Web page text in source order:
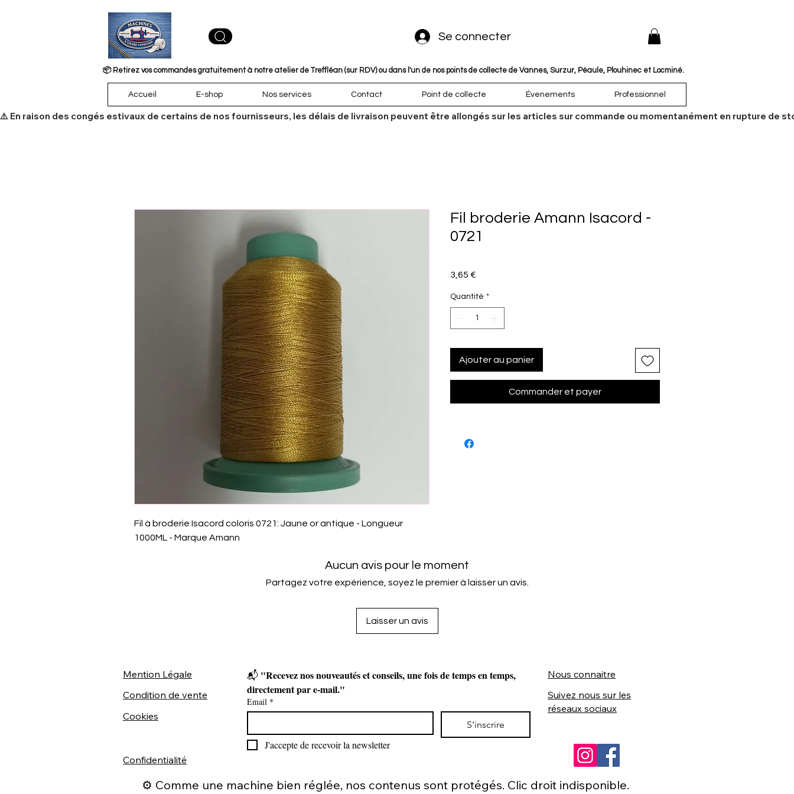
Se connecter
📦 Retirez vos commandes gratuitement à notre atelier de Treffléan (sur RDV) ou dans l'un de nos points de collecte de Vannes, Surzur, Péaule, Plouhinec et Locminé.
Accueil E-shop Nos services Contact Point de collecte Évenements Professionnel
​⚠️ En raison des congés estivaux de certains de nos fournisseurs, les délais de livraison peuvent être allongés sur les articles sur commande ou momentanément en rupture de
Fil à broderie Isacord coloris 0721: Jaune or antique - Longueur
1000ML - Marque Amann
Fil broderie Amann Isacord -
0721
3,65 €
Quantité *
Ajouter au panier
Commander et payer
Aucun avis pour le moment
Partagez votre expérience, soyez le premier à laisser un avis.
Laisser un avis
Mention Légale
Condition de vente
Cookies
Confidentialité
📬 "Recevez nos nouveautés et conseils, une fois de temps en temps,
directement par e-mail."
Email *
S'inscrire
J'accepte de recevoir la newsletter
Nous connaitre
Suivez nous sur les
réseaux sociaux
⚙️ Comme une machine bien réglée, nos contenus sont protégés. Clic droit indisponible.